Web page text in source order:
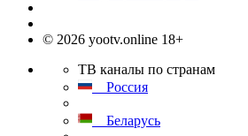
© 2026 yootv.online 18+
ТВ каналы по странам
Россия
Беларусь